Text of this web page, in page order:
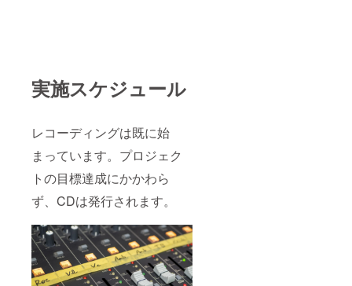
実施スケジュール
レコーディングは既に始
まっています。プロジェク
トの目標達成にかかわら
ず、CDは発行されます。